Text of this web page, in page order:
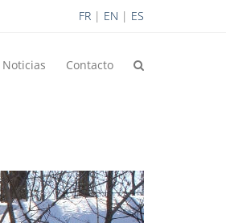
FR | EN | ES
Noticias Contacto